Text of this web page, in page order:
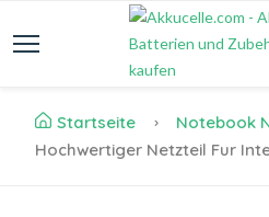
Startseite Notebook
Hochwertiger Netzteil Fur Intel